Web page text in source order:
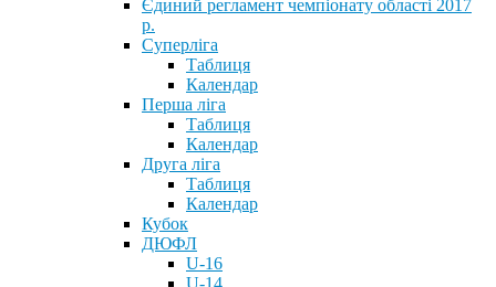
Єдиний регламент чемпіонату області 2017
р.
Суперліга
Таблиця
Календар
Перша ліга
Таблиця
Календар
Друга ліга
Таблиця
Календар
Кубок
ДЮФЛ
U-16
U-14